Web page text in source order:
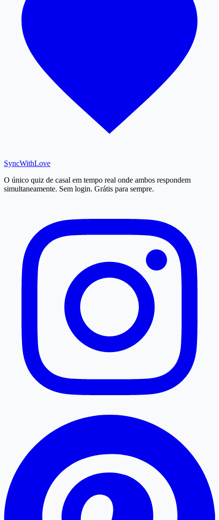
SyncWithLove
O único quiz de casal em tempo real onde ambos respondem
simultaneamente. Sem login. Grátis para sempre.